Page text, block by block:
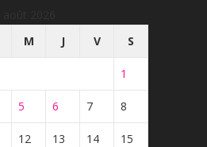
M J V S
1
5 6 7 8
12 13 14 15